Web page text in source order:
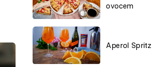
ovocem
Aperol Spritz